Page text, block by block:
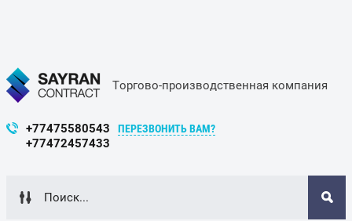
Торгово-производственная компания
+77475580543
+77472457433
ПЕРЕЗВОНИТЬ ВАМ?